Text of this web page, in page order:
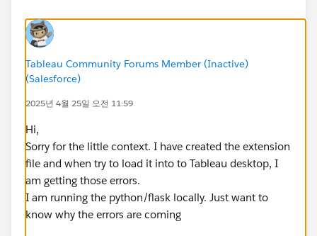
Tableau Community Forums Member (Inactive)
(Salesforce)
2025년 4월 25일 오전 11:59
Hi,
Sorry for the little context. I have created the extension
file and when try to load it into to Tableau desktop, I
am getting those errors.
I am running the python/flask locally. Just want to
know why the errors are coming